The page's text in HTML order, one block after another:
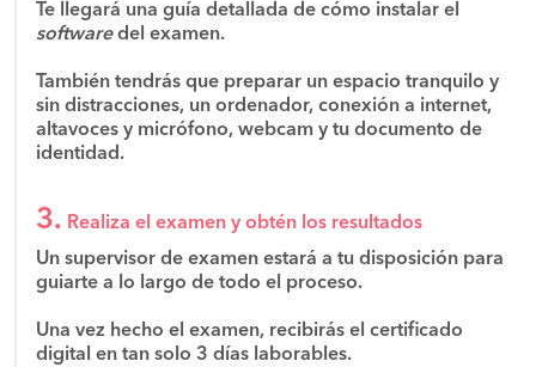
Te llegará una guía detallada de cómo instalar el
softwaredel examen.
También tendrás que preparar un espacio tranquilo y
sin distracciones, un ordenador, conexión a internet,
altavoces y micrófono, webcam y tu documento de
identidad.
3. Realiza el examen y obtén los resultados
Un supervisor de examen estará a tu disposición para
guiarte a lo largo de todo el proceso.
Una vez hecho el examen, recibirás el certificado
digital en tan solo 3 días laborables.